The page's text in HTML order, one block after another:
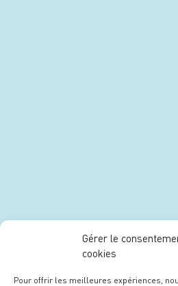
Gérer le
cookies
Pour offrir les meilleures expériences,